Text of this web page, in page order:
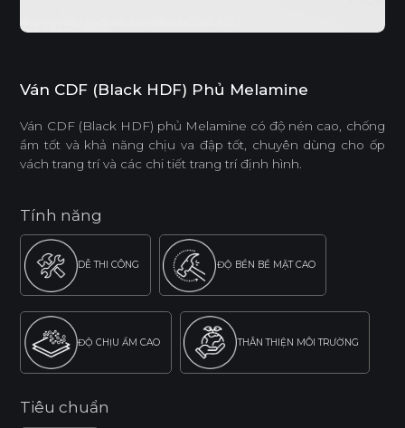
Ván CDF (Black HDF) Phủ Melamine
Ván CDF (Black HDF) phủ Melamine có độ nén cao, chống
ẩm tốt và khả năng chịu va đập tốt, chuyên dùng cho ốp
vách trang trí và các chi tiết trang trí định hình.
Tính năng
DỄ THI CÔNG ĐỘ BỀN BỀ MẶT CAO
ĐỘ CHỊU ẨM CAO THÂN THIỆN MÔI TRƯỜNG
Tiêu chuẩn